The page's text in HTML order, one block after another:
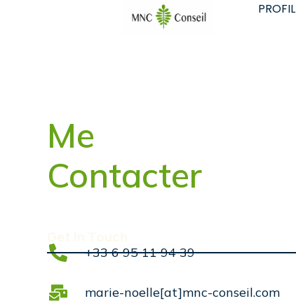
PROFIL
Me
Contacter
+33 6 95 11 94 39
marie-noelle[at]mnc-conseil.com